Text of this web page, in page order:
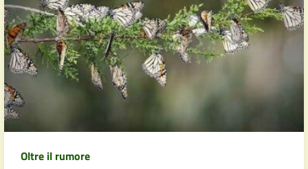
Oltre il rumore